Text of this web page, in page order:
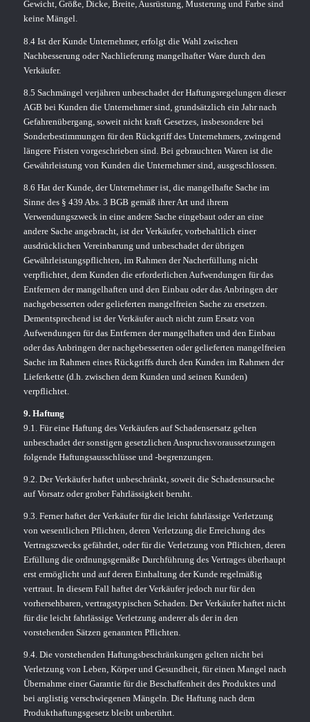
Gewicht, Größe, Dicke, Breite, Ausrüstung, Musterung und Farbe sind
keine Mängel.
8.4 Ist der Kunde Unternehmer, erfolgt die Wahl zwischen
Nachbesserung oder Nachlieferung mangelhafter Ware durch den
Verkäufer.
8.5 Sachmängel verjähren unbeschadet der Haftungsregelungen dieser
AGB bei Kunden die Unternehmer sind, grundsätzlich ein Jahr nach
Gefahrenübergang, soweit nicht kraft Gesetzes, insbesondere bei
Sonderbestimmungen für den Rückgriff des Unternehmers, zwingend
längere Fristen vorgeschrieben sind. Bei gebrauchten Waren ist die
Gewährleistung von Kunden die Unternehmer sind, ausgeschlossen.
8.6 Hat der Kunde, der Unternehmer ist, die mangelhafte Sache im
Sinne des § 439 Abs. 3 BGB gemäß ihrer Art und ihrem
Verwendungszweck in eine andere Sache eingebaut oder an eine
andere Sache angebracht, ist der Verkäufer, vorbehaltlich einer
ausdrücklichen Vereinbarung und unbeschadet der übrigen
Gewährleistungspflichten, im Rahmen der Nacherfüllung nicht
verpflichtet, dem Kunden die erforderlichen Aufwendungen für das
Entfernen der mangelhaften und den Einbau oder das Anbringen der
nachgebesserten oder gelieferten mangelfreien Sache zu ersetzen.
Dementsprechend ist der Verkäufer auch nicht zum Ersatz von
Aufwendungen für das Entfernen der mangelhaften und den Einbau
oder das Anbringen der nachgebesserten oder gelieferten mangelfreien
Sache im Rahmen eines Rückgriffs durch den Kunden im Rahmen der
Lieferkette (d.h. zwischen dem Kunden und seinen Kunden)
verpflichtet.
9. Haftung
9.1. Für eine Haftung des Verkäufers auf Schadensersatz gelten
unbeschadet der sonstigen gesetzlichen Anspruchsvoraussetzungen
folgende Haftungsausschlüsse und -begrenzungen.
9.2. Der Verkäufer haftet unbeschränkt, soweit die Schadensursache
auf Vorsatz oder grober Fahrlässigkeit beruht.
9.3. Ferner haftet der Verkäufer für die leicht fahrlässige Verletzung
von wesentlichen Pflichten, deren Verletzung die Erreichung des
Vertragszwecks gefährdet, oder für die Verletzung von Pflichten, deren
Erfüllung die ordnungsgemäße Durchführung des Vertrages überhaupt
erst ermöglicht und auf deren Einhaltung der Kunde regelmäßig
vertraut. In diesem Fall haftet der Verkäufer jedoch nur für den
vorhersehbaren, vertragstypischen Schaden. Der Verkäufer haftet nicht
für die leicht fahrlässige Verletzung anderer als der in den
vorstehenden Sätzen genannten Pflichten.
9.4. Die vorstehenden Haftungsbeschränkungen gelten nicht bei
Verletzung von Leben, Körper und Gesundheit, für einen Mangel nach
Übernahme einer Garantie für die Beschaffenheit des Produktes und
bei arglistig verschwiegenen Mängeln. Die Haftung nach dem
Produkthaftungsgesetz bleibt unberührt.